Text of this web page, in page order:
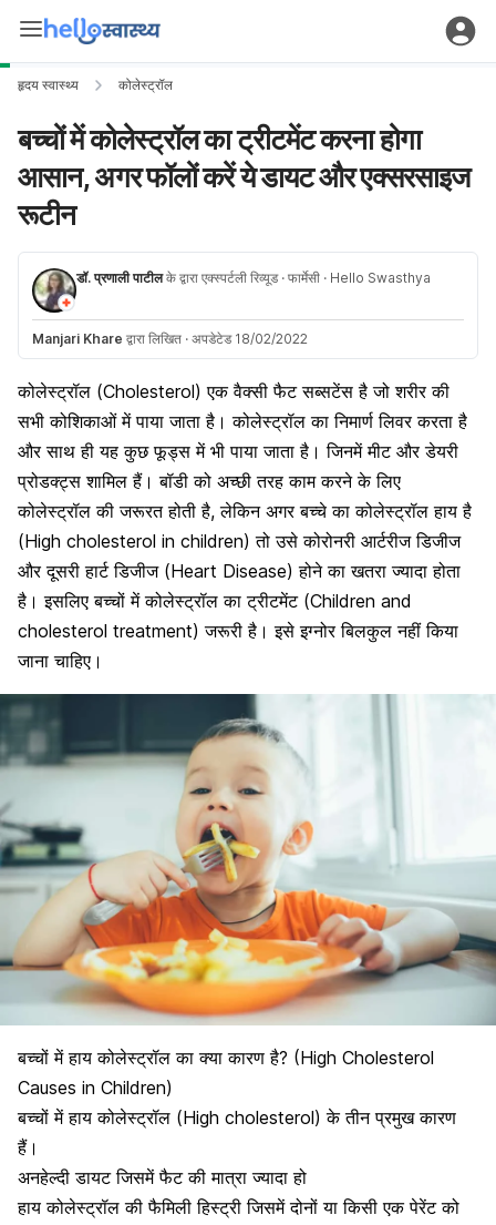
हृदय स्वास्थ्य कोलेस्ट्रॉल
बच्चों में कोलेस्ट्रॉल का ट्रीटमेंट करना होगा
आसान, अगर फॉलों करें ये डायट और एक्सरसाइज
रूटीन
डॉ. प्रणाली पाटीलके द्वारा एक्स्पर्टली रिव्यूड · फार्मेसी · Hello Swasthya
Manjari Khare द्वारा लिखित · अपडेटेड 18/02/2022
कोलेस्ट्रॉल (Cholesterol) एक वैक्सी फैट सब्सटेंस है जो शरीर की
सभी कोशिकाओं में पाया जाता है। कोलेस्ट्रॉल का निमार्ण लिवर करता है
और साथ ही यह कुछ फूड्स में भी पाया जाता है। जिनमें मीट और डेयरी
प्रोडक्ट्स शामिल हैं। बॉडी को अच्छी तरह काम करने के लिए
कोलेस्ट्रॉल की जरूरत होती है, लेकिन अगर बच्चे का कोलेस्ट्रॉल हाय है
(High cholesterol in children) तो उसे कोरोनरी आर्टरीज डिजीज
और दूसरी हार्ट डिजीज (Heart Disease) होने का खतरा ज्यादा होता
है। इसलिए बच्चों में कोलेस्ट्रॉल का ट्रीटमेंट (Children and
cholesterol treatment) जरूरी है। इसे इग्नोर बिलकुल नहीं किया
जाना चाहिए।
बच्चों में हाय कोलेस्ट्रॉल का क्या कारण है? (High Cholesterol
Causes in Children)
बच्चों में हाय कोलेस्ट्रॉल (High cholesterol) के तीन प्रमुख कारण
हैं।
अनहेल्दी डायट जिसमें फैट की मात्रा ज्यादा हो
हाय कोलेस्ट्रॉल की फैमिली हिस्ट्री जिसमें दोनों या किसी एक पेरेंट को